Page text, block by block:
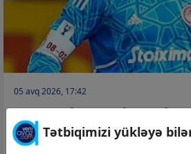
05 avq 2026, 17:42
Acunun komandası
açıqladıTətbiqimizi yükləyə